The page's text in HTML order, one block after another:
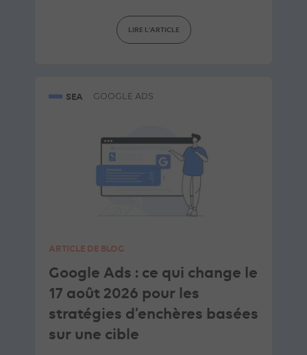
LIRE L'ARTICLE
SEA GOOGLE ADS
ARTICLE DE BLOG
Google Ads : ce qui change le
17 août 2026 pour les
stratégies d’enchères basées
sur une cible